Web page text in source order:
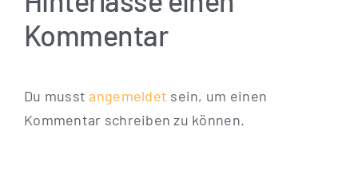
Kommentar
Du musst angemeldet sein, um einen
Kommentar schreiben zu können.